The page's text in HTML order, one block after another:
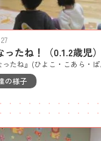
たね！（0.1.2歳児）
の様子